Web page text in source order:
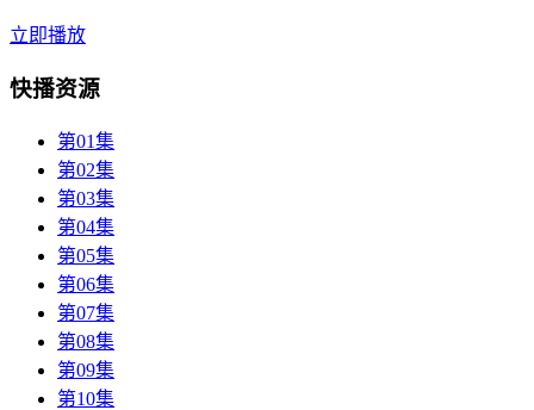
立即播放
快播资源
第01集
第02集
第03集
第04集
第05集
第06集
第07集
第08集
第09集
第10集